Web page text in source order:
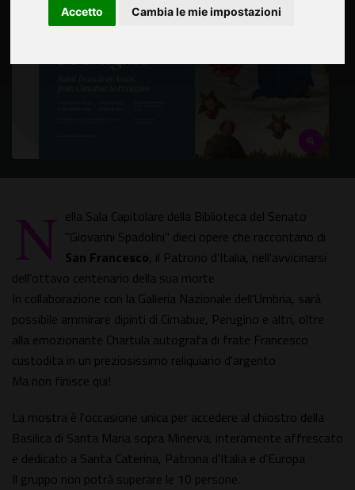
Accetto Cambia le mie impostazioni
N ella Sala Capitolare della Biblioteca del Senato
"Giovanni Spadolini" dieci opere che raccontano di
San Francesco, il Patrono d'Italia, nell'avvicinarsi
dell'ottavo centenario della sua morte
In collaborazione con la Galleria Nazionale dell'Umbria, sarà
possibile ammirare dipinti di Cimabue, Perugino e altri, oltre
alla emozionante Chartula autografa di frate Francesco
custodita in un preziosissimo reliquiario d'argento
Ma non finisce qui!
La mostra è l'occasione unica per accedere al chiostro della
Basilica di Santa Maria sopra Minerva, interamente affrescato
e dedicato a Santa Caterina, Patrona d'Italia e d'Europa
Il gruppo non potrà superare le 10 persone.